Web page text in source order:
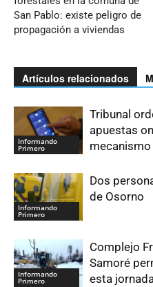
San Pablo: existe peligro de
propagación a viviendas
Artículos relacionados
Informando
Primero
Tribunal
apuestas
Informando
Primero
Dos
de Osorno
Informando
Primero
Complejo
Samoré
esta